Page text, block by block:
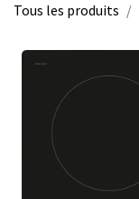
Tous les produits